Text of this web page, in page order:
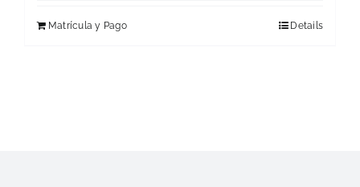
Matrícula y Pago Details